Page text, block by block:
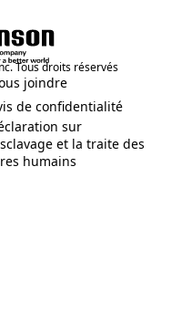
Tous droits réservés
joindre
in a new tab)
de confidentialité
in a new tab)
sur
et la traite des
humains
in a new tab)